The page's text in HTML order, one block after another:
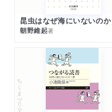
昆虫はなぜ海にいないのか
朝野維起著
ちくまプリマー新書